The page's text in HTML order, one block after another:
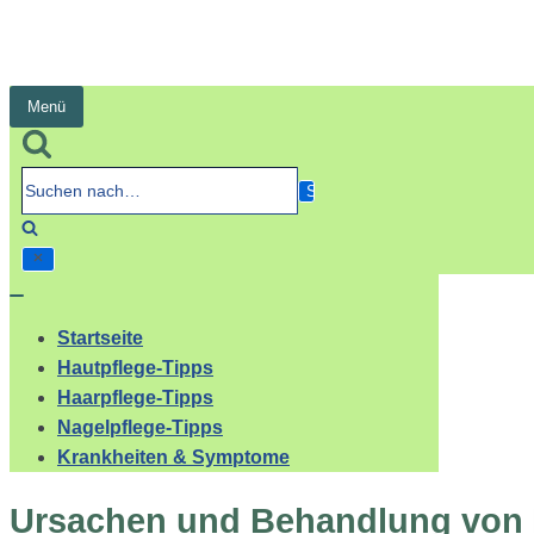
Menü
Navigation
umschalten
Suchen
nach…
Startseite
Hautpflege-Tipps
Haarpflege-Tipps
Nagelpflege-Tipps
Krankheiten & Symptome
Ursachen und Behandlung